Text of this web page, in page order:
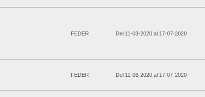
FEDER Del 11-03-2020 al 17-07-2020
FEDER Del 11-06-2020 al 17-07-2020